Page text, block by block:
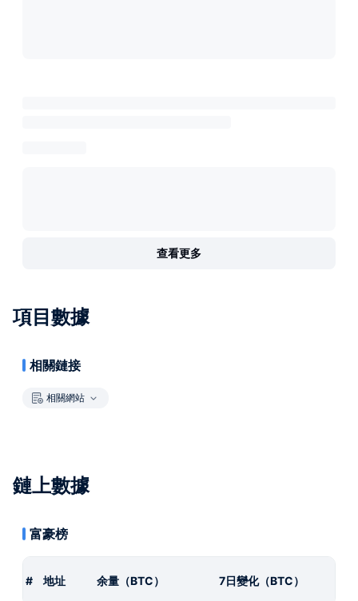
查看更多
項目數據
相關鏈接
相關網站
鏈上數據
富豪榜
# 地址 余量（BTC） 7日變化（BTC）